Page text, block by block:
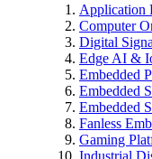
Application
Computer
Digital
Edge AI &
Embedded
Embedded
Embedded
Fanless
Gaming
Industrial